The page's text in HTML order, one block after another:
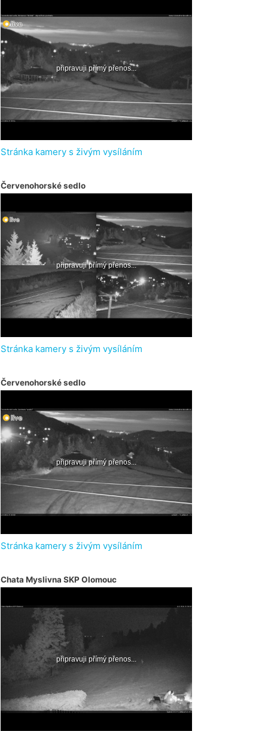
Stránka kamery s živým vysíláním
Červenohorské sedlo
Stránka kamery s živým vysíláním
Červenohorské sedlo
Stránka kamery s živým vysíláním
Chata Myslivna SKP Olomouc